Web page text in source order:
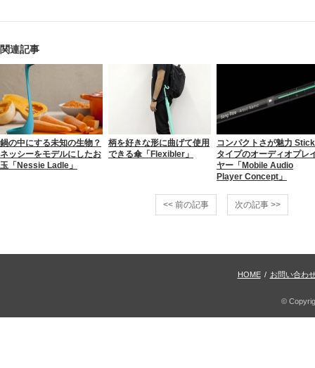
関連記事
鍋の中にする未知の生物？
ネッシーをモデルにしたお
玉「Nessie Ladle」
柄を好きな形に曲げて使用
できる傘「Flexibler」
コンパクトさが魅力 Stick
タイプのオーディオプレ
ヤー「Mobile Audio
Player Concept」
<< 前の記事 次の記事 >>
HOME / お問い合わ
©